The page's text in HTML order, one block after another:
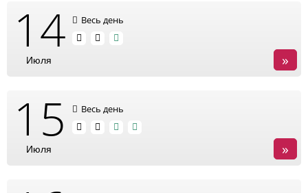
14
Июля
Весь день
»
15
Июля
Весь день
»